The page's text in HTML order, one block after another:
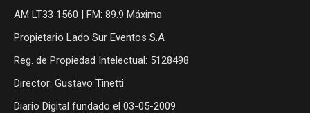
AM LT33 1560 | FM: 89.9 Máxima
Propietario Lado Sur Eventos S.A
Reg. de Propiedad Intelectual: 5128498
Director: Gustavo Tinetti
Diario Digital fundado el 03-05-2009